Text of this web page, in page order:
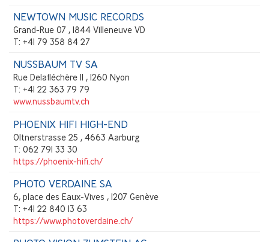
NEWTOWN MUSIC RECORDS
Grand-Rue 07 , 1844 Villeneuve VD
T: +41 79 358 84 27
NUSSBAUM TV SA
Rue Delafléchère 11 , 1260 Nyon
T: +41 22 363 79 79
www.nussbaumtv.ch
PHOENIX HIFI HIGH-END
Oltnerstrasse 25 , 4663 Aarburg
T: 062 791 33 30
https://phoenix-hifi.ch/
PHOTO VERDAINE SA
6, place des Eaux-Vives , 1207 Genève
T: +41 22 840 13 63
https://www.photoverdaine.ch/